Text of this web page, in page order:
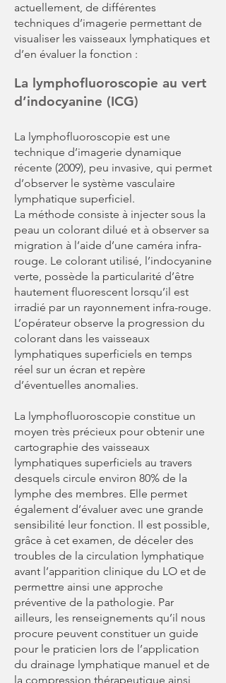
actuellement, de différentes
techniques d’imagerie permettant de
visualiser les vaisseaux lymphatiques et
d’en évaluer la fonction :
La lymphofluoroscopie au vert
d’indocyanine (ICG)
La lymphofluoroscopie est une
technique d’imagerie dynamique
récente (2009), peu invasive, qui permet
d’observer le système vasculaire
lymphatique superficiel.
La méthode consiste à injecter sous la
peau un colorant dilué et à observer sa
migration à l’aide d’une caméra infra-
rouge. Le colorant utilisé, l’indocyanine
verte, possède la particularité d’être
hautement fluorescent lorsqu’il est
irradié par un rayonnement infra-rouge.
L’opérateur observe la progression du
colorant dans les vaisseaux
lymphatiques superficiels en temps
réel sur un écran et repère
d’éventuelles anomalies.
La lymphofluoroscopie constitue un
moyen très précieux pour obtenir une
cartographie des vaisseaux
lymphatiques superficiels au travers
desquels circule environ 80% de la
lymphe des membres. Elle permet
également d’évaluer avec une grande
sensibilité leur fonction. Il est possible,
grâce à cet examen, de déceler des
troubles de la circulation lymphatique
avant l’apparition clinique du LO et de
permettre ainsi une approche
préventive de la pathologie. Par
ailleurs, les renseignements qu’il nous
procure peuvent constituer un guide
pour le praticien lors de l’application
du drainage lymphatique manuel et de
la compression thérapeutique ainsi